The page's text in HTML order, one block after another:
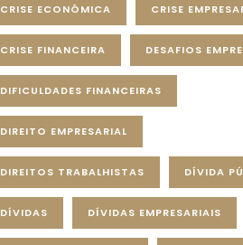
CRISE ECONÔMICA CRISE
CRISE FINANCEIRA DESAFIOS
DIFICULDADES FINANCEIRAS
DIREITO EMPRESARIAL
DIREITOS TRABALHISTAS DÍVIDA
DÍVIDAS DÍVIDAS EMPRESARIAIS